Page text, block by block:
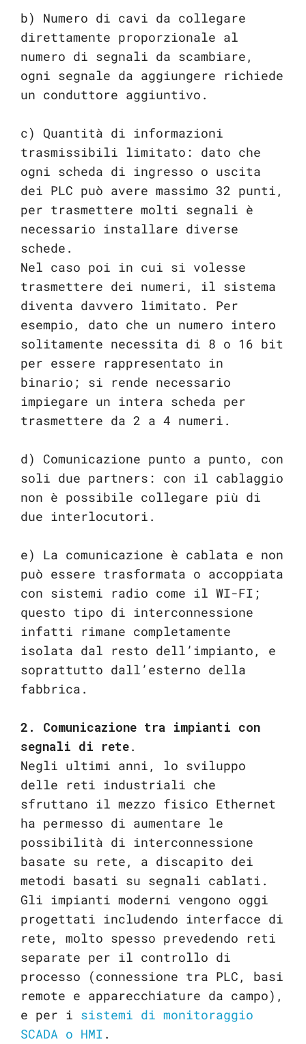
b) Numero di cavi da collegare
direttamente proporzionale al
numero di segnali da scambiare,
ogni segnale da aggiungere richiede
un conduttore aggiuntivo.
c) Quantità di informazioni
trasmissibili limitato: dato che
ogni scheda di ingresso o uscita
dei PLC può avere massimo 32 punti,
per trasmettere molti segnali è
necessario installare diverse
schede.
Nel caso poi in cui si volesse
trasmettere dei numeri, il sistema
diventa davvero limitato. Per
esempio, dato che un numero intero
solitamente necessita di 8 o 16 bit
per essere rappresentato in
binario; si rende necessario
impiegare un intera scheda per
trasmettere da 2 a 4 numeri.
d) Comunicazione punto a punto, con
soli due partners: con il cablaggio
non è possibile collegare più di
due interlocutori.
e) La comunicazione è cablata e non
può essere trasformata o accoppiata
con sistemi radio come il WI-FI;
questo tipo di interconnessione
infatti rimane completamente
isolata dal resto dell’impianto, e
soprattutto dall’esterno della
fabbrica.
2. Comunicazione tra impianti con
segnali di rete.
Negli ultimi anni, lo sviluppo
delle reti industriali che
sfruttano il mezzo fisico Ethernet
ha permesso di aumentare le
possibilità di interconnessione
basate su rete, a discapito dei
metodi basati su segnali cablati.
Gli impianti moderni vengono oggi
progettati includendo interfacce di
rete, molto spesso prevedendo reti
separate per il controllo di
processo (connessione tra PLC, basi
remote e apparecchiature da campo),
e per i sistemi di monitoraggio
SCADA o HMI .